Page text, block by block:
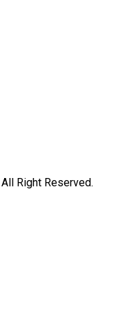
Right Reserved.